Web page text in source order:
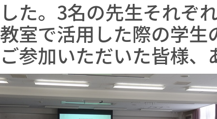
した。3名の先生それぞ
教室で活用した際の学
ご参加いただいた皆様